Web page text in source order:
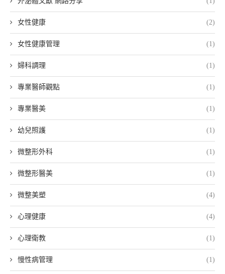
女性健康 (2)
女性健康管理 (1)
婦科調理 (1)
專業醫師觀點 (1)
專業醫美 (1)
幼兒照護 (1)
微整形外科 (1)
微整形醫美 (1)
微整美塑 (4)
心理健康 (4)
心理衛教 (1)
慢性病管理 (1)